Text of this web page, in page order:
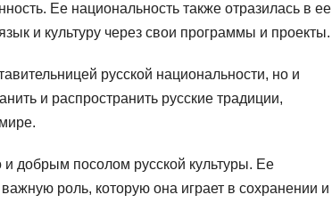
Ее национальность также отразилась в ее
и культуру через свои программы и проекты.
русской национальности, но и
и распространить русские традиции,
добрым посолом русской культуры. Ее
роль, которую она играет в сохранении и